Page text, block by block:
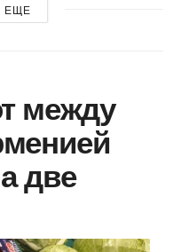
ЕЩЕ
между
две